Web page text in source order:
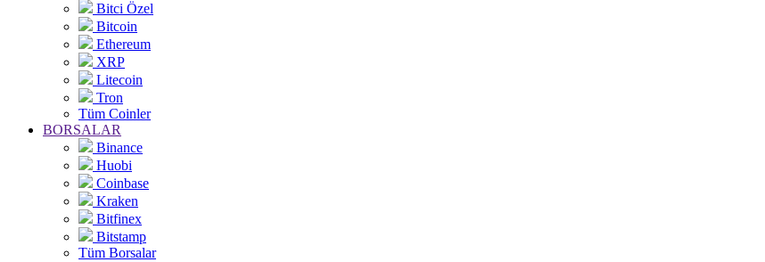
Bitci Özel
Bitcoin
Ethereum
XRP
Litecoin
Tron
Tüm Coinler
BORSALAR
Binance
Huobi
Coinbase
Kraken
Bitfinex
Bitstamp
Tüm Borsalar